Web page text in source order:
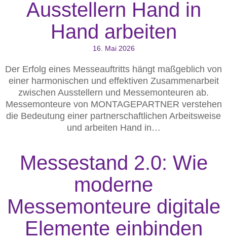
Ausstellern Hand in
Hand arbeiten
16. Mai 2026
Der Erfolg eines Messeauftritts hängt maßgeblich von
einer harmonischen und effektiven Zusammenarbeit
zwischen Ausstellern und Messemonteuren ab.
Messemonteure von MONTAGEPARTNER verstehen
die Bedeutung einer partnerschaftlichen Arbeitsweise
und arbeiten Hand in…
Messestand 2.0: Wie
moderne
Messemonteure digitale
Elemente einbinden